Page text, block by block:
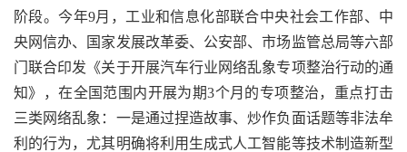
阶段。今年9月，工业和信息化部联合中央社会工作部、中
央网信办、国家发展改革委、公安部、市场监管总局等六部
门联合印发《关于开展汽车行业网络乱象专项整治行动的通
知》，在全国范围内开展为期3个月的专项整治，重点打击
三类网络乱象：一是通过捏造故事、炒作负面话题等非法牟
利的行为，尤其明确将利用生成式人工智能等技术制造新型